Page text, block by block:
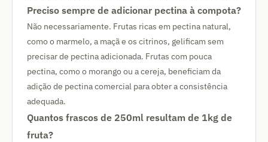
Preciso sempre de adicionar pectina à compota?
Não necessariamente. Frutas ricas em pectina natural,
como o marmelo, a maçã e os citrinos, gelificam sem
precisar de pectina adicionada. Frutas com pouca
pectina, como o morango ou a cereja, beneficiam da
adição de pectina comercial para obter a consistência
adequada.
Quantos frascos de 250ml resultam de 1kg de
fruta?